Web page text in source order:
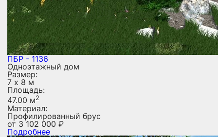
ПБР - 1136
Одноэтажный дом
Размер:
7 х 8 м
Площадь:
47.00 м2
Материал:
Профилированный брус
от 3 102 000 ₽
Подробнее